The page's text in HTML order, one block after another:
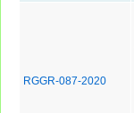
RGGR-087-2020